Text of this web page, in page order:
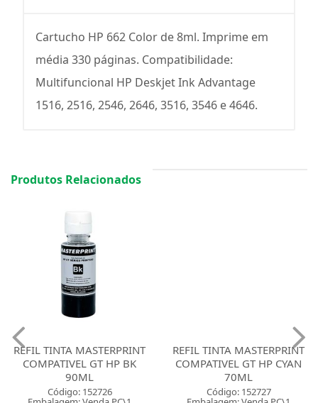
Cartucho HP 662 Color de 8ml. Imprime em
média 330 páginas. Compatibilidade:
Multifuncional HP Deskjet Ink Advantage
1516, 2516, 2546, 2646, 3516, 3546 e 4646.
Produtos Relacionados
REFIL TINTA MASTERPRINT
COMPATIVEL GT HP BK
90ML
Código: 152726
REFIL TINTA MASTERPRINT
COMPATIVEL GT HP CYAN
70ML
Código: 152727